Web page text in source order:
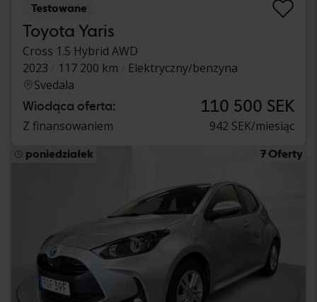
Testowane
Toyota Yaris
Cross 1.5 Hybrid AWD
2023
117 200 km
Elektryczny/benzyna
Svedala
Wiodąca oferta: 110 500 SEK
Z finansowaniem 942 SEK/miesiąc
poniedziałek 7 Oferty